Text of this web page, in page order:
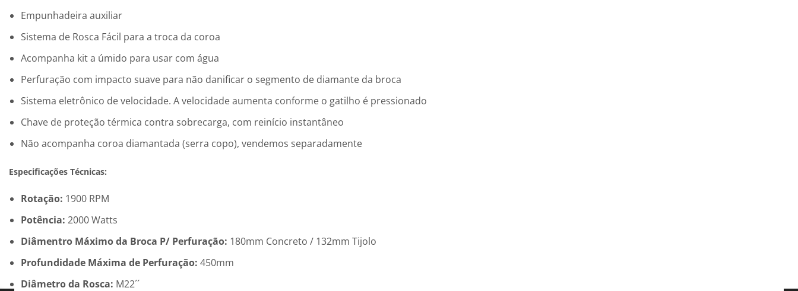
Empunhadeira auxiliar
Sistema de Rosca Fácil para a troca da coroa
Acompanha kit a úmido para usar com água
Perfuração com impacto suave para não danificar o segmento de diamante da broca
Sistema eletrônico de velocidade. A velocidade aumenta conforme o gatilho é pressionado
Chave de proteção térmica contra sobrecarga, com reinício instantâneo
Não acompanha coroa diamantada (serra copo), vendemos separadamente
Especificações Técnicas:
Rotação: 1900 RPM
Potência: 2000 Watts
Diâmentro Máximo da Broca P/ Perfuração: 180mm Concreto / 132mm Tijolo
Profundidade Máxima de Perfuração: 450mm
Diâmetro da Rosca: M22´´